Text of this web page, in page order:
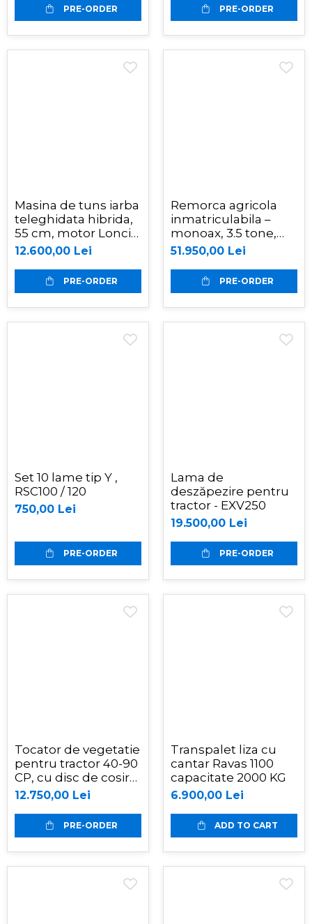
PRE-ORDER PRE-ORDER
Masina de tuns iarba
teleghidata hibrida,
55 cm, motor Loncin
9 cp - RSC55
12.600,00 Lei
PRE-ORDER
Remorca agricola
inmatriculabila –
monoax, 3.5 tone,
basculabilă pe 3
părți, Oehler EDK 35
51.950,00 Lei
PRE-ORDER
Set 10 lame tip Y ,
RSC100 / 120
750,00 Lei
PRE-ORDER
Lama de
deszăpezire pentru
tractor - EXV250
19.500,00 Lei
PRE-ORDER
Tocator de vegetatie
pentru tractor 40-90
CP, cu disc de cosire
lateral, 170 cm,
conectare cardan
tractor , Graecus
MTS170
12.750,00 Lei
PRE-ORDER
Transpalet liza cu
cantar Ravas 1100
capacitate 2000 KG
6.900,00 Lei
ADD TO CART